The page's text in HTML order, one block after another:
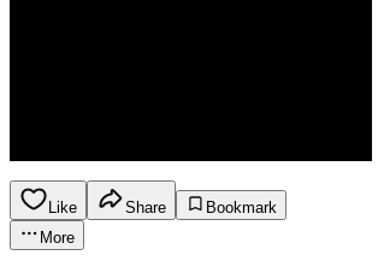
Like Share
Bookmark
More